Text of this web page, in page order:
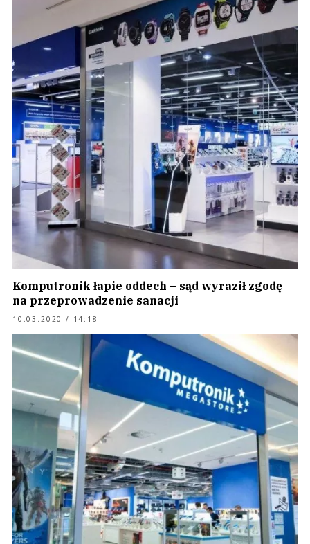
Komputronik łapie oddech – sąd wyraził zgodę
na przeprowadzenie sanacji
10.03.2020 / 14:18